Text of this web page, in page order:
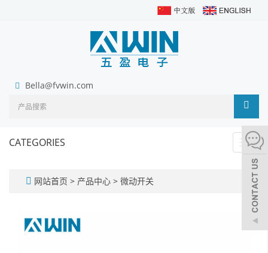
Bella@fvwin.com
CATEGORIES
网站首页 > 产品中心 > 微动开关